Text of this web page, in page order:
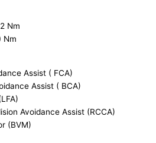
Nm
Nm
Assist ( FCA)
Assist ( BCA)
Avoidance Assist (RCCA)
(BVM)